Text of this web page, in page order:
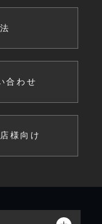
合わせ
様向け